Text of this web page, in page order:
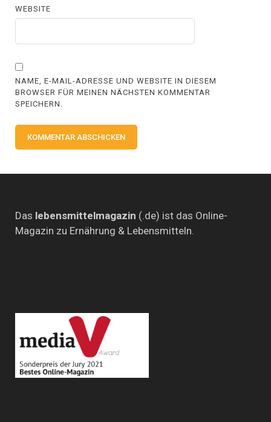
WEBSITE
NAME, E-MAIL-ADRESSE UND WEBSITE IN DIESEM
BROWSER FÜR MEINEN NÄCHSTEN KOMMENTAR
SPEICHERN.
Das lebensmittelmagazin (.de) ist das Online-
Magazin zu Ernährung & Lebensmitteln.